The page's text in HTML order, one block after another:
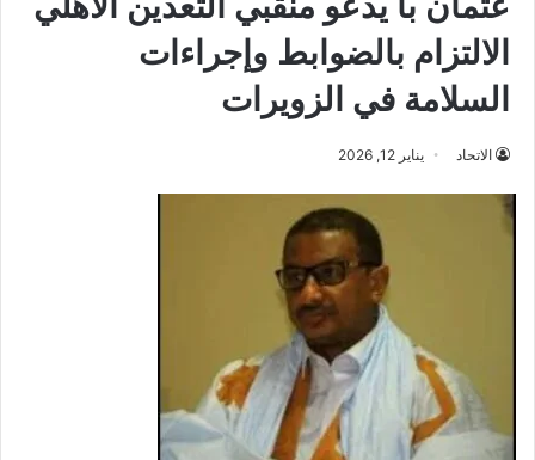
الالتزام بالضوابط وإجراءات
السلامة في الزويرات
الاتحاد يناير 12, 2026